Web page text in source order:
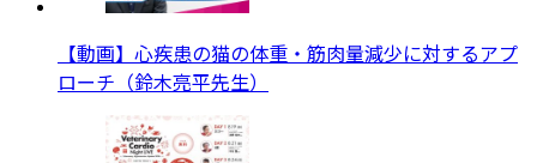
【動画】心疾患の猫の体重・筋肉量減少に対するアプ
ローチ（鈴木亮平先生）